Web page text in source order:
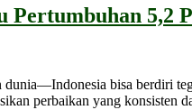
5,2
bisa berdiri
perbaikan yang konsisten